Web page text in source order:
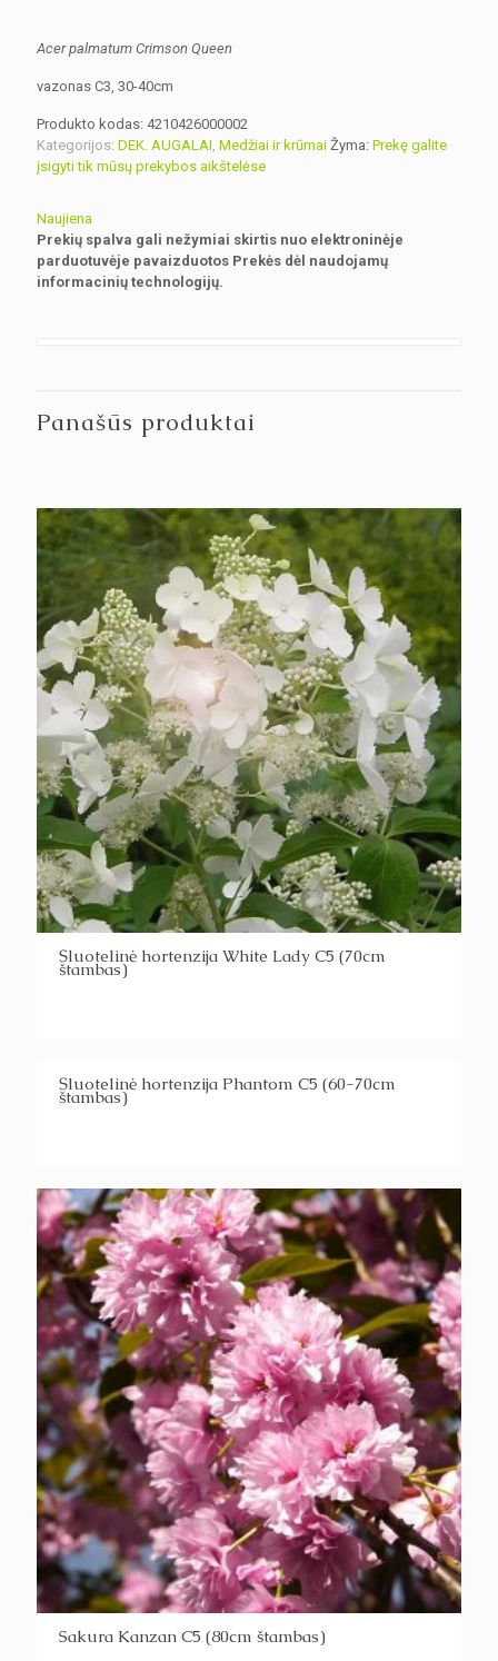
Acer palmatum Crimson Queen
vazonas C3, 30-40cm
Produkto kodas: 4210426000002
Kategorijos: DEK. AUGALAI Medžiai ir krūmai Žyma: Prekę galite
įsigyti tik mūsų prekybos aikštelėse
Naujiena
Prekių spalva gali nežymiai skirtis nuo elektroninėje
parduotuvėje pavaizduotos Prekės dėl naudojamų
informacinių technologijų.
Panašūs produktai
Šluotelinė hortenzija White Lady C5 (70cm
štambas)
Šluotelinė hortenzija Phantom C5 (60-70cm
štambas)
Sakura Kanzan C5 (80cm štambas)